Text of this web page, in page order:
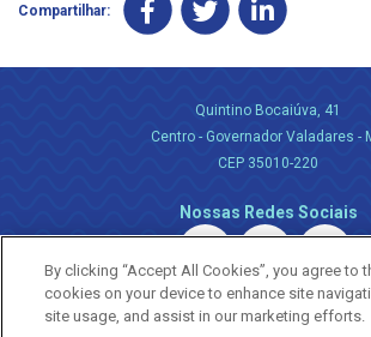
Compartilhar:
Quintino Bocaiúva, 41
Centro - Governador Valadares -
CEP 35010-220
Nossas Redes Sociais
By clicking “Accept All Cookies”, you agree to
cookies on your device to enhance site
site usage, and assist in our marketing efforts.